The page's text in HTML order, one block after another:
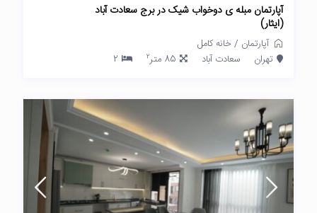
آپارتمان مبله ی دوخواب شیک در برج سعادت آباد
(ایثار)
آپارتمان /خانه کامل
تهران
سعادت آباد 85 متر 2
2